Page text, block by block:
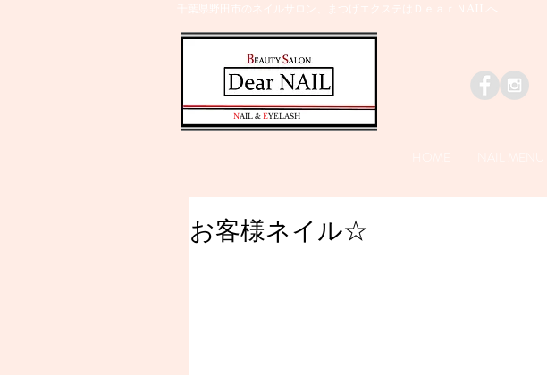
千葉県野田市のネイルサロン、まつげエクステはＤｅａｒＮAILへ
​NAIL & EYELASH
お客様ネイル☆